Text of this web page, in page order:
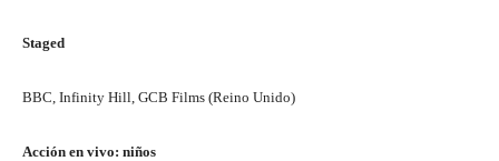
Staged
BBC, Infinity Hill, GCB Films (Reino Unido)
Acción en vivo: niños